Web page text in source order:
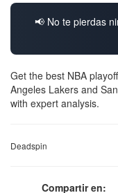
📢 No te pierdas
Get the best NBA
Angeles Lakers and
with expert analysis.
Deadspin
Compartir en: